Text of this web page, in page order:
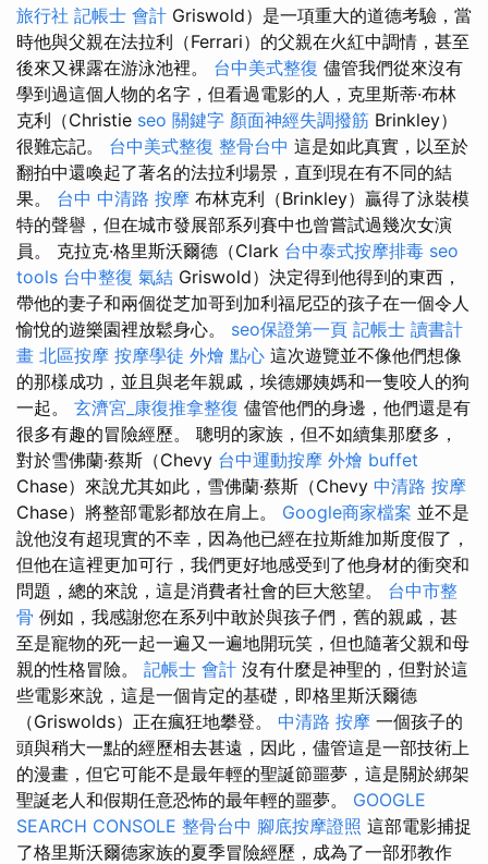
旅行社 記帳士 會計 Griswold）是一項重大的道德考驗，當
時他與父親在法拉利（Ferrari）的父親在火紅中調情，甚至
後來又裸露在游泳池裡。 台中美式整復 儘管我們從來沒有
學到過這個人物的名字，但看過電影的人，克里斯蒂·布林
克利（Christie seo 關鍵字 顏面神經失調撥筋 Brinkley）
很難忘記。 台中美式整復 整骨台中 這是如此真實，以至於
翻拍中還喚起了著名的法拉利場景，直到現在有不同的結
果。 台中 中清路 按摩 布林克利（Brinkley）贏得了泳裝模
特的聲譽，但在城市發展部系列賽中也曾嘗試過幾次女演
員。 克拉克·格里斯沃爾德（Clark 台中泰式按摩排毒 seo
tools 台中整復 氣結 Griswold）決定得到他得到的東西，
帶他的妻子和兩個從芝加哥到加利福尼亞的孩子在一個令人
愉悅的遊樂園裡放鬆身心。 seo保證第一頁 記帳士 讀書計
畫 北區按摩 按摩學徒 外燴 點心 這次遊覽並不像他們想像
的那樣成功，並且與老年親戚，埃德娜姨媽和一隻咬人的狗
一起。 玄濟宮_康復推拿整復 儘管他們的身邊，他們還是有
很多有趣的冒險經歷。 聰明的家族，但不如續集那麼多，
對於雪佛蘭·蔡斯（Chevy 台中運動按摩 外燴 buffet
Chase）來說尤其如此，雪佛蘭·蔡斯（Chevy 中清路 按摩
Chase）將整部電影都放在肩上。 Google商家檔案 並不是
說他沒有超現實的不幸，因為他已經在拉斯維加斯度假了，
但他在這裡更加可行，我們更好地感受到了他身材的衝突和
問題，總的來說，這是消費者社會的巨大慾望。 台中市整
骨 例如，我感謝您在系列中敢於與孩子們，舊的親戚，甚
至是寵物的死一起一遍又一遍地開玩笑，但也隨著父親和母
親的性格冒險。 記帳士 會計 沒有什麼是神聖的，但對於這
些電影來說，這是一個肯定的基礎，即格里斯沃爾德
（Griswolds）正在瘋狂地攀登。 中清路 按摩 一個孩子的
頭與稍大一點的經歷相去甚遠，因此，儘管這是一部技術上
的漫畫，但它可能不是最年輕的聖誕節噩夢，這是關於綁架
聖誕老人和假期任意恐怖的最年輕的噩夢。 GOOGLE
SEARCH CONSOLE 整骨台中 腳底按摩證照 這部電影捕捉
了格里斯沃爾德家族的夏季冒險經歷，成為了一部邪教作